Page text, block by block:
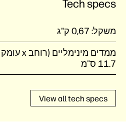
Tech specs
משקל: 0,67 ק"ג
ממדים מינימליים (רוחב x עומק x גובה):
View all tech specs